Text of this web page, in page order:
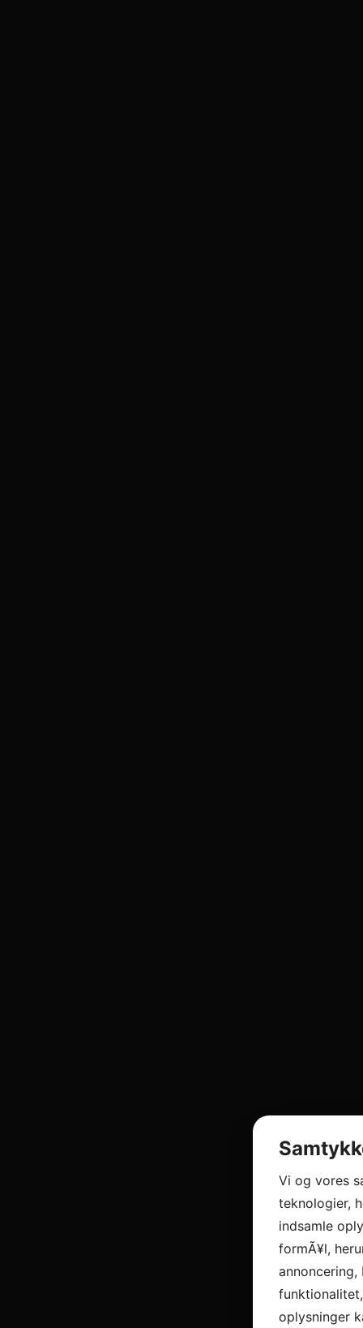
Vi og vores
teknologier,
indsamle
formÃ¥l,
annoncering,
oplysninger